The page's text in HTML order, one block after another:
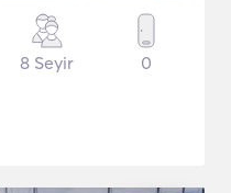
8 Seyir 0